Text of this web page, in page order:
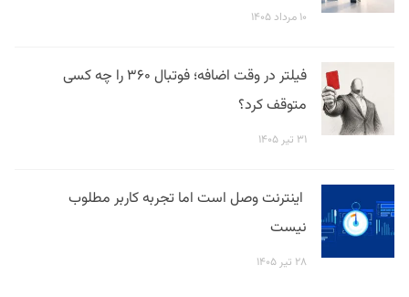
۱۰ مرداد ۱۴۰۵
فیلتر در وقت اضافه؛ فوتبال ۳۶۰ را چه کسی
متوقف کرد؟
۳۱ تیر ۱۴۰۵
اینترنت وصل است اما تجربه کاربر مطلوب
نیست
۲۸ تیر ۱۴۰۵